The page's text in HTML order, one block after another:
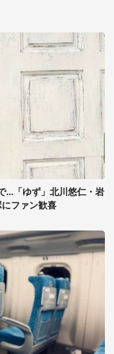
...「ゆず」北川悠仁・岩
ファン歓喜